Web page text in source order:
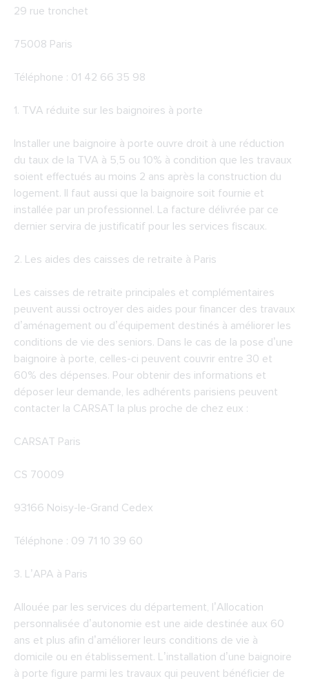
29 rue tronchet
75008 Paris
Téléphone : 01 42 66 35 98
1. TVA réduite sur les baignoires à porte
Installer une baignoire à porte ouvre droit à une réduction
du taux de la TVA à 5,5 ou 10% à condition que les travaux
soient effectués au moins 2 ans après la construction du
logement. Il faut aussi que la baignoire soit fournie et
installée par un professionnel. La facture délivrée par ce
dernier servira de justificatif pour les services fiscaux.
2. Les aides des caisses de retraite à Paris
Les caisses de retraite principales et complémentaires
peuvent aussi octroyer des aides pour financer des travaux
d’aménagement ou d’équipement destinés à améliorer les
conditions de vie des seniors. Dans le cas de la pose d’une
baignoire à porte, celles-ci peuvent couvrir entre 30 et
60% des dépenses. Pour obtenir des informations et
déposer leur demande, les adhérents parisiens peuvent
contacter la CARSAT la plus proche de chez eux :
CARSAT Paris
CS 70009
93166 Noisy-le-Grand Cedex
Téléphone : 09 71 10 39 60
3. L’APA à Paris
Allouée par les services du département, l’Allocation
personnalisée d’autonomie est une aide destinée aux 60
ans et plus afin d’améliorer leurs conditions de vie à
domicile ou en établissement. L’installation d’une baignoire
à porte figure parmi les travaux qui peuvent bénéficier de